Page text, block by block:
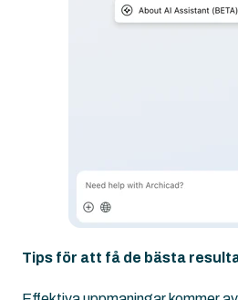
Tips för att få de bästa